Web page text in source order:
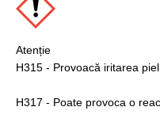
Atenție
H315 - Provoacă iritarea
H317 - Poate provoca o